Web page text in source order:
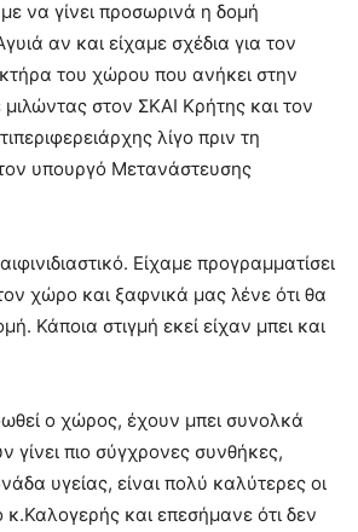
να γίνει προσωρινά η δομή
αν και είχαμε σχέδια για τον
του χώρου που ανήκει στην
μιλώντας στον ΣΚΑΙ Κρήτης και τον
λίγο πριν τη
υπουργό Μετανάστευσης
Είχαμε προγραμματίσει
χώρο και ξαφνικά μας λένε ότι θα
Κάποια στιγμή εκεί είχαν μπει και
ο χώρος, έχουν μπει συνολκά
γίνει πιο σύγχρονες συνθήκες,
υγείας, είναι πολύ καλύτερες οι
κ.Καλογερής και επεσήμανε ότι δεν